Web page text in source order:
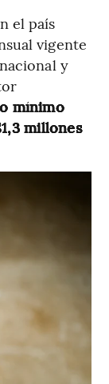
el país
vigente
y
mínimo
millones